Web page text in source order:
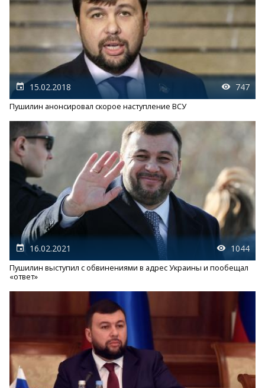
15.02.2018 747
Пушилин анонсировал скорое наступление ВСУ
16.02.2021 1044
Пушилин выступил с обвинениями в адрес Украины и пообещал
«ответ»